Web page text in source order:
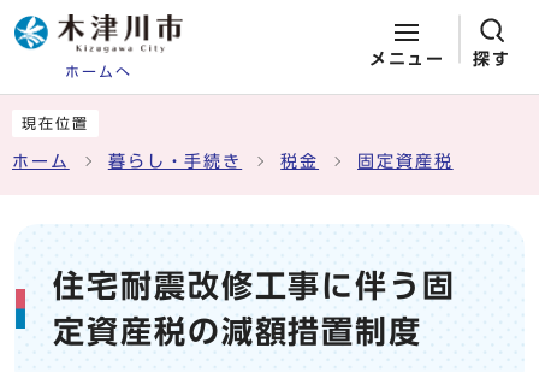
ホームへ
メニュー 探す
現在位置
ホーム 暮らし・手続き 税金 固定資産税
住宅耐震改修工事に伴う固
定資産税の減額措置制度